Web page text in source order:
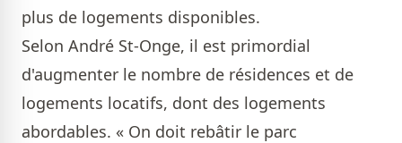
plus de logements disponibles.
Selon André St-Onge, il est primordial
d'augmenter le nombre de résidences et de
logements locatifs, dont des logements
abordables. « On doit rebâtir le parc